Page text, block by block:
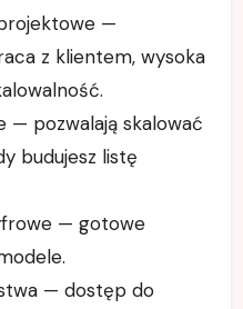
—
z klientem, wysoka
— pozwalają skalować
budujesz listę
— gotowe
— dostęp do